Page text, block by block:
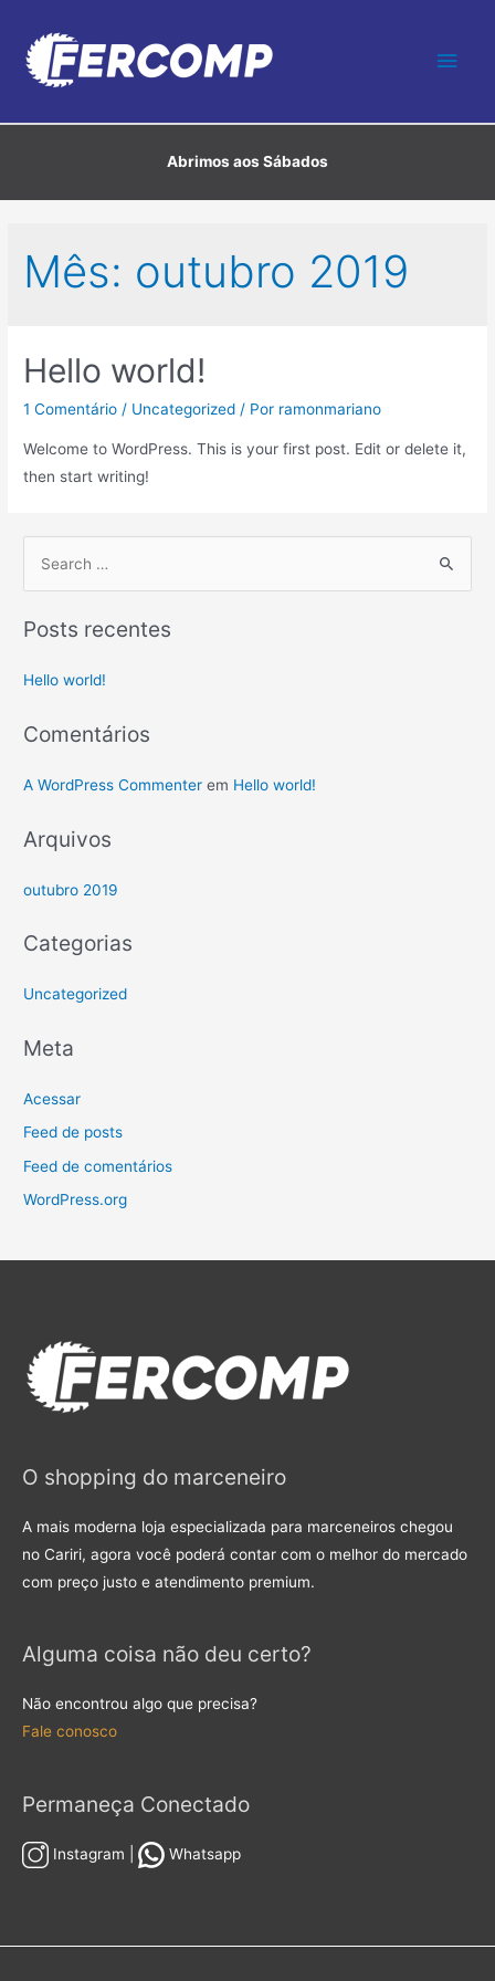
Abrimos aos Sábados
Mês: outubro 2019
Hello world!
1 Comentário / Uncategorized / Por ramonmariano
Welcome to WordPress. This is your first post. Edit or delete it,
then start writing!
q
s
r
o
Posts recentes
Hello world!
Comentários
A WordPress Commenter em Hello world!
Arquivos
outubro 2019
Categorias
Uncategorized
Meta
Acessar
Feed de posts
Feed de comentários
WordPress.org
O shopping do marceneiro
A mais moderna loja especializada para marceneiros chegou
no Cariri, agora você poderá contar com o melhor do mercado
com preço justo e atendimento premium.
Alguma coisa não deu certo?
Não encontrou algo que precisa?
Fale conosco
Permaneça Conectado
Instagram | Whatsapp